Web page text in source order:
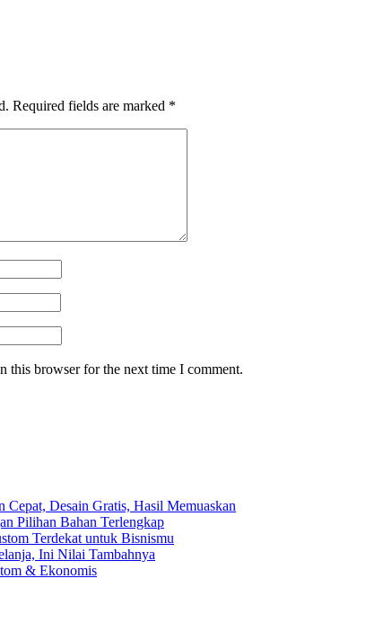
Required fields are marked *
this browser for the next time I comment.
Cepat, Desain Gratis, Hasil Memuaskan
Pilihan Bahan Terlengkap
Terdekat untuk Bisnismu
Ini Nilai Tambahnya
& Ekonomis